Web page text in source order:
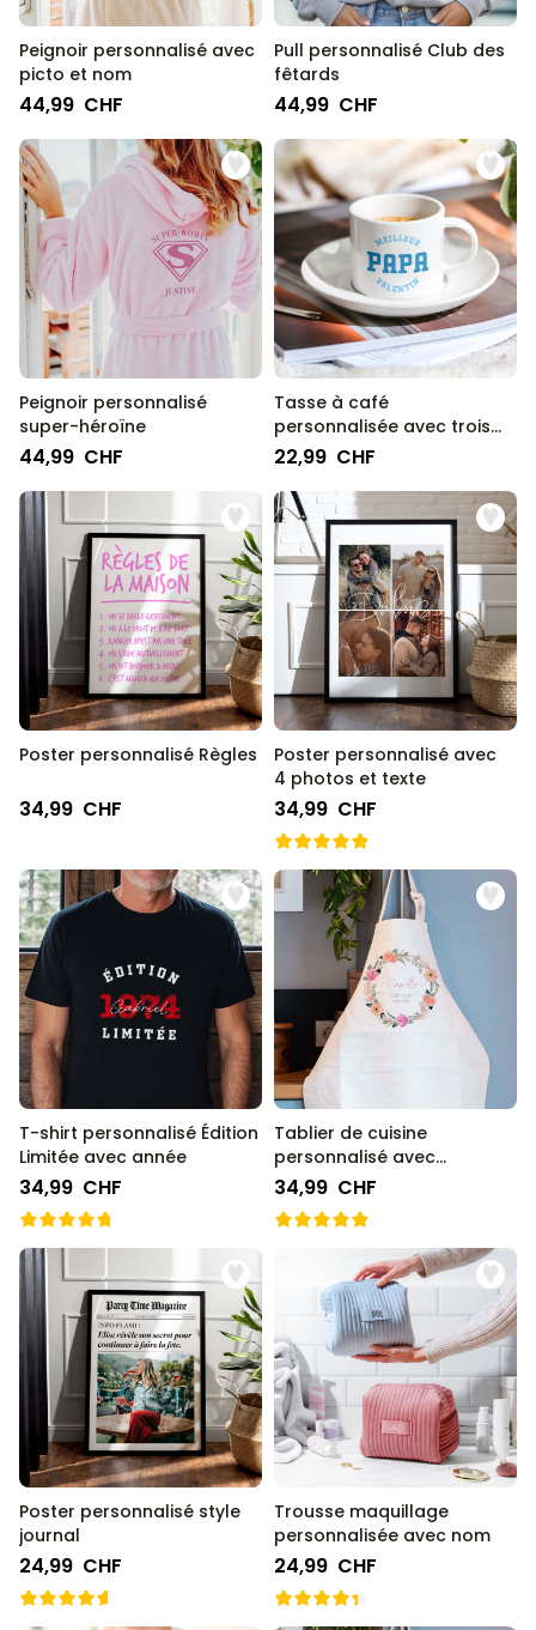
Peignoir personnalisé avec
picto et nom
44,99 CHF
Pull personnalisé Club des
fêtards
44,99 CHF
Peignoir personnalisé
super-héroïne
44,99 CHF
Tasse à café
personnalisée avec trois
lignes
22,99 CHF
Poster personnalisé Règles
34,99 CHF
Poster personnalisé avec
4 photos et texte
34,99 CHF
T-shirt personnalisé Édition
Limitée avec année
34,99 CHF
Tablier de cuisine
personnalisé avec
couronne de fleurs et texte
34,99 CHF
Poster personnalisé style
journal
24,99 CHF
Trousse maquillage
personnalisée avec nom
24,99 CHF